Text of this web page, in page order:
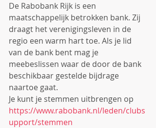
De Rabobank Rijk is een
maatschappelijk betrokken bank. Zij
draagt het verenigingsleven in de
regio een warm hart toe. Als je lid
van de bank bent mag je
meebeslissen waar de door de bank
beschikbaar gestelde bijdrage
naartoe gaat.
Je kunt je stemmen uitbrengen op
https://www.rabobank.nl/leden/clubs
upport/stemmen